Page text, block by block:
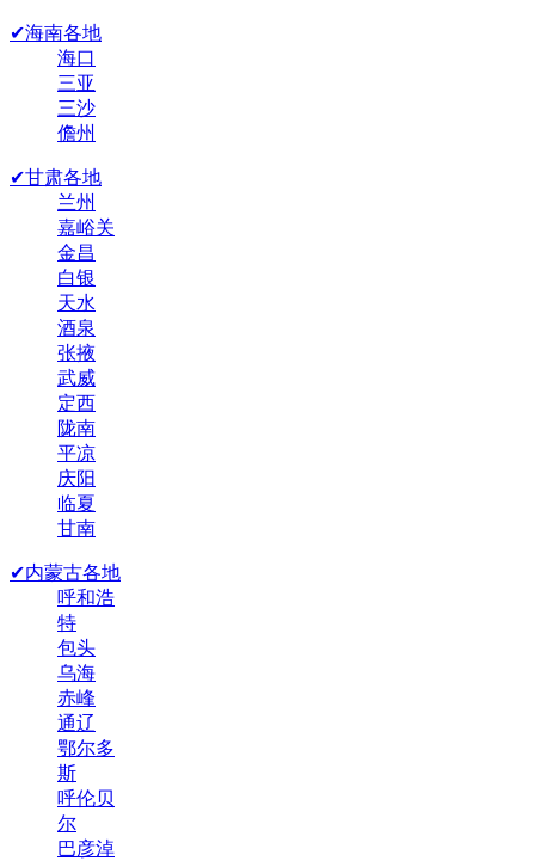
✔海南各地
海口
三亚
三沙
儋州
✔甘肃各地
兰州
嘉峪关
金昌
白银
天水
酒泉
张掖
武威
定西
陇南
平凉
庆阳
临夏
甘南
✔内蒙古各地
呼和浩
特
包头
乌海
赤峰
通辽
鄂尔多
斯
呼伦贝
尔
巴彦淖